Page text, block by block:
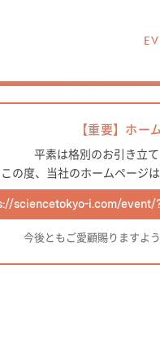
【重要】ホー
平素は格別のお引き立
この度、当社のホームページ
sciencetokyo-i.com/event/
今後ともご愛顧賜りますよ